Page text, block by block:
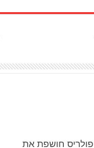
פולריס חושפת את